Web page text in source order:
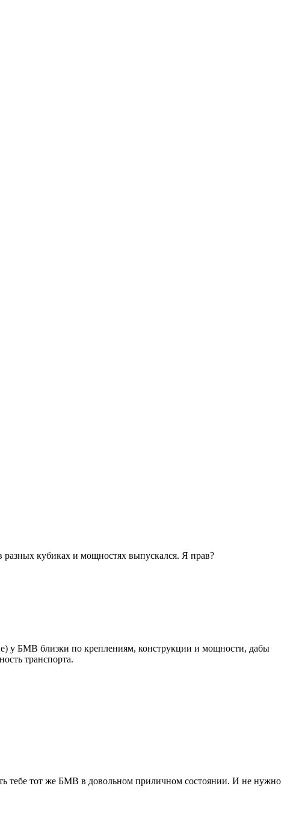
кубиках и мощностях выпускался. Я прав?
у БМВ близки по креплениям, конструкции и мощности, дабы
транспорта.
тебе тот же БМВ в довольном приличном состоянии. И не нужно